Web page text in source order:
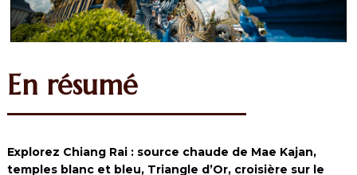
En résumé
Explorez Chiang Rai : source chaude de Mae Kajan,
temples blanc et bleu, Triangle d’Or, croisière sur le